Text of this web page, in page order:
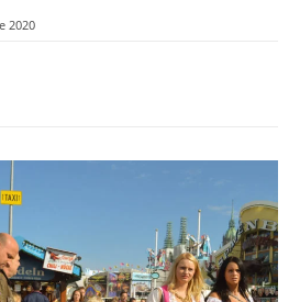
2020